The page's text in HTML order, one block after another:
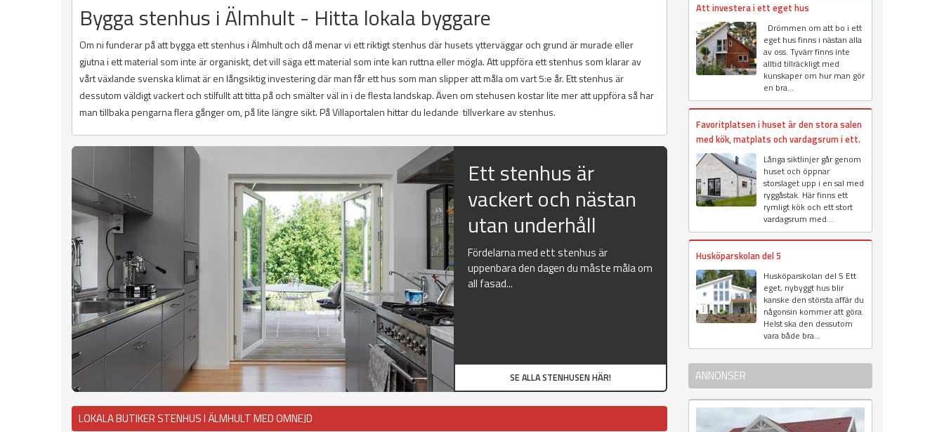
Bygga stenhus i Älmhult - Hitta lokala byggare
Om ni funderar på att bygga ett stenhus i Älmhult och då menar vi ett riktigt stenhus där husets ytterväggar och grund är murade eller
gjutna i ett material som inte är organiskt, det vill säga ett material som inte kan ruttna eller mögla. Att uppföra ett stenhus som klarar av
vårt växlande svenska klimat är en långsiktig investering där man får ett hus som man slipper att måla om vart 5:e år. Ett stenhus är
dessutom väldigt vackert och stilfullt att titta på och smälter väl in i de flesta landskap. Även om stehusen kostar lite mer att uppföra så har
man tillbaka pengarna flera gånger om, på lite längre sikt. På Villaportalen hittar du ledande tillverkare av stenhus.
Ett stenhus är
vackert och nästan
utan underhåll
Fördelarna med ett stenhus är
uppenbara den dagen du måste måla om
all fasad...
SE ALLA STENHUSEN HÄR!
LOKALA BUTIKER STENHUS I ÄLMHULT MED OMNEJD
Att investera i ett eget hus
Drömmen om att bo i ett
eget hus finns i nästan alla
av oss. Tyvärr finns inte
alltid tillräckligt med
kunskaper om hur man gör
en bra...
Favoritplatsen i huset är den stora salen
med kök, matplats och vardagsrum i ett.
Långa siktlinjer går genom
huset och öppnar
storslaget upp i en sal med
ryggåstak. Här finns ett
rymligt kök och ett stort
vardagsrum med...
Husköparskolan del 5
Husköparskolan del 5 Ett
eget, nybyggt hus blir
kanske den största affär du
någonsin kommer att göra.
Helst ska den dessutom
vara både bra...
ANNONSER